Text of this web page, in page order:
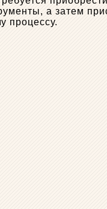
а затем
процессу.